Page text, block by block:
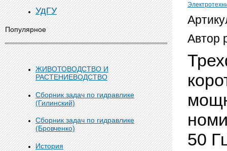
УдГУ
Популярное
ЖИВОТОВОДСТВО И
РАСТЕНИЕВОДСТВО
Сборник задач по гидравлике
(Гилинский)
Сборник задач по гидравлике
(Бровченко)
История
Автор
50